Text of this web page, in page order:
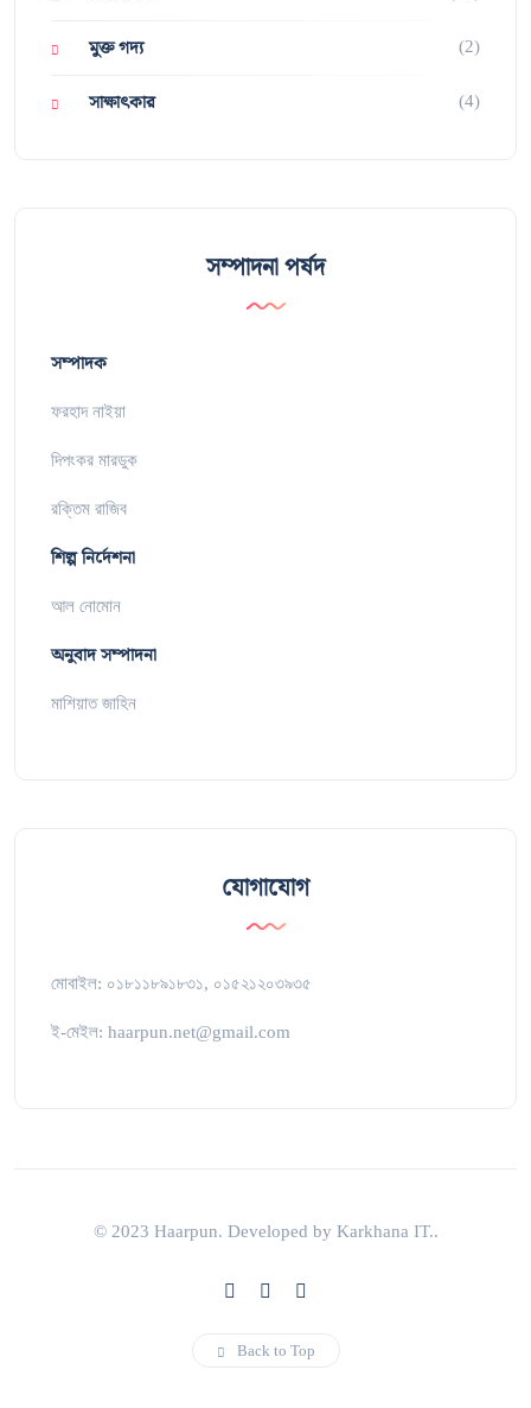
মুক্ত গদ্য (2)
সাক্ষাৎকার (4)
সম্পাদনা পর্ষদ
সম্পাদক
ফরহাদ নাইয়া
দিপংকর মারডুক
রক্তিম রাজিব
শিল্প নির্দেশনা
আল নোমোন
অনুবাদ সম্পাদনা
মাশিয়াত জাহিন
যোগাযোগ
মোবাইল: ০১৮১১৮৯১৮৩১, ০১৫২১২০৩৯৩৫
ই-মেইল: haarpun.net@gmail.com
© 2023 Haarpun. Developed by Karkhana IT..
Back to Top